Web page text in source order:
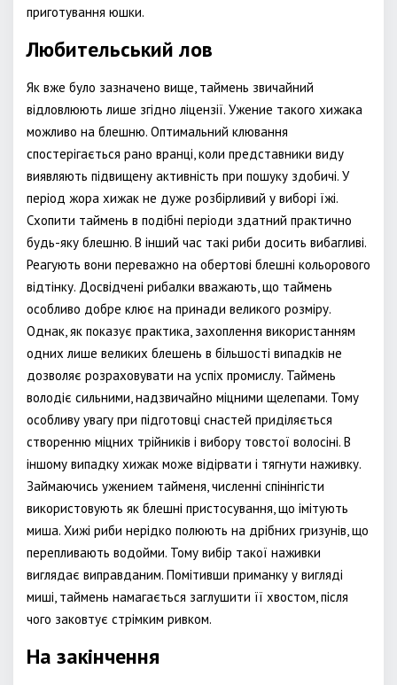
приготування юшки.
Любительський лов
Як вже було зазначено вище, таймень звичайний
відловлюють лише згідно ліцензії. Ужение такого хижака
можливо на блешню. Оптимальний клювання
спостерігається рано вранці, коли представники виду
виявляють підвищену активність при пошуку здобичі. У
період жора хижак не дуже розбірливий у виборі їжі.
Схопити таймень в подібні періоди здатний практично
будь-яку блешню. В інший час такі риби досить вибагливі.
Реагують вони переважно на обертові блешні кольорового
відтінку. Досвідчені рибалки вважають, що таймень
особливо добре клює на принади великого розміру.
Однак, як показує практика, захоплення використанням
одних лише великих блешень в більшості випадків не
дозволяє розраховувати на успіх промислу. Таймень
володіє сильними, надзвичайно міцними щелепами. Тому
особливу увагу при підготовці снастей приділяється
створенню міцних трійників і вибору товстої волосіні. В
іншому випадку хижак може відірвати і тягнути наживку.
Займаючись ужением тайменя, численні спінінгісти
використовують як блешні пристосування, що імітують
миша. Хижі риби нерідко полюють на дрібних гризунів, що
перепливають водойми. Тому вибір такої наживки
виглядає виправданим. Помітивши приманку у вигляді
миші, таймень намагається заглушити її хвостом, після
чого заковтує стрімким ривком.
На закінчення